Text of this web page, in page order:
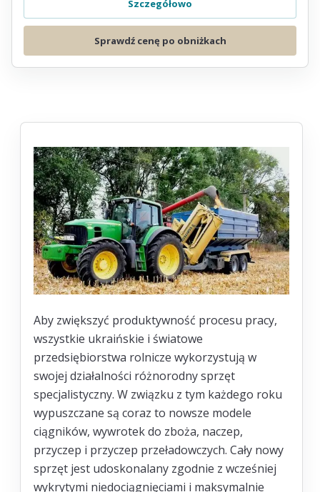
Szczegółowo
Sprawdź cenę po obniżkach
Aby zwiększyć produktywność procesu pracy,
wszystkie ukraińskie i światowe
przedsiębiorstwa rolnicze wykorzystują w
swojej działalności różnorodny sprzęt
specjalistyczny. W związku z tym każdego roku
wypuszczane są coraz to nowsze modele
ciągników, wywrotek do zboża, naczep,
przyczep i przyczep przeładowczych. Cały nowy
sprzęt jest udoskonalany zgodnie z wcześniej
wykrytymi niedociągnięciami i maksymalnie